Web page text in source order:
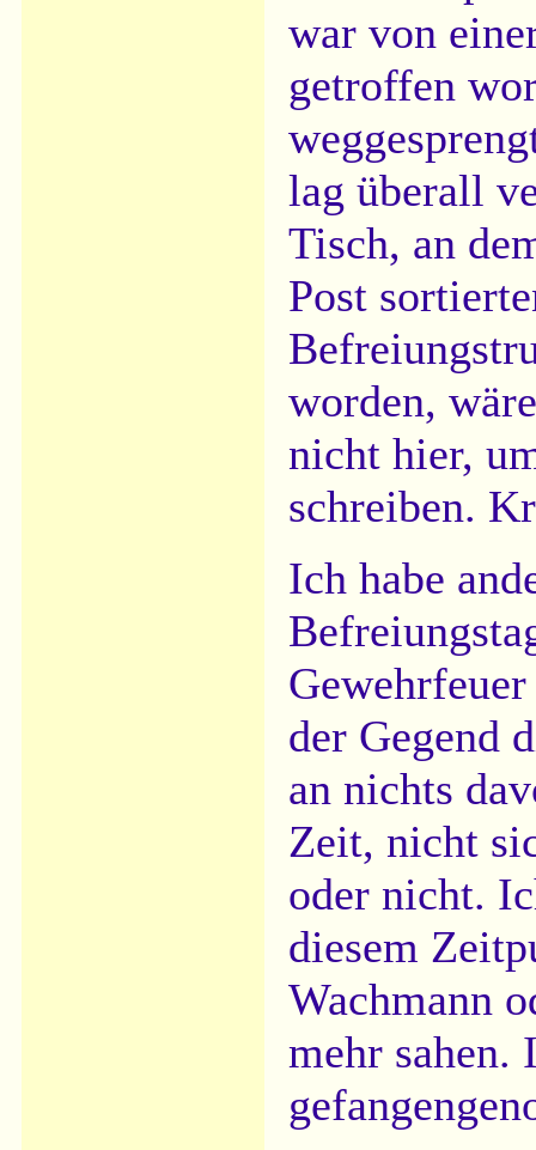
war von
getroffen
lag überall
Tisch, an
Post
worden,
nicht hier,
schreiben.
Ich habe
der Gegend
an nichts
Zeit, nicht
oder nicht.
diesem
Wachmann
mehr sahen.